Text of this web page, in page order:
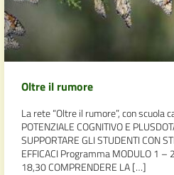
Oltre il rumore
La rete “Oltre il rumore”, con scuola
POTENZIALE COGNITIVO E
SUPPORTARE GLI STUDENTI CON
EFFICACI Programma MODULO 1
18,30 COMPRENDERE LA […]